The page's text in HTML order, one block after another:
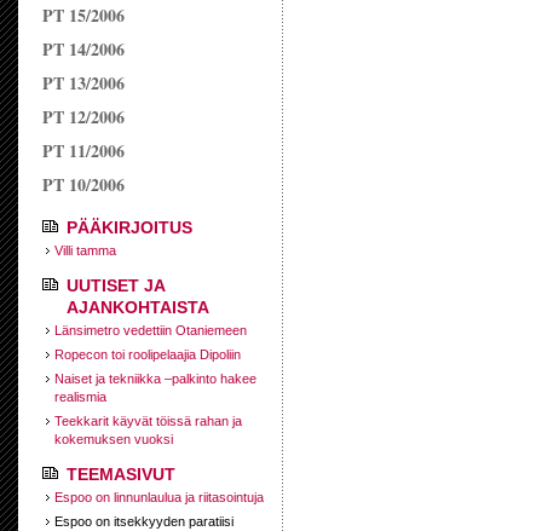
PT 15/2006
PT 14/2006
PT 13/2006
PT 12/2006
PT 11/2006
PT 10/2006
PÄÄKIRJOITUS
Villi tamma
UUTISET JA
AJANKOHTAISTA
Länsimetro vedettiin Otaniemeen
Ropecon toi roolipelaajia Dipoliin
Naiset ja tekniikka –palkinto hakee
realismia
Teekkarit käyvät töissä rahan ja
kokemuksen vuoksi
TEEMASIVUT
Espoo on linnunlaulua ja riitasointuja
Espoo on itsekkyyden paratiisi